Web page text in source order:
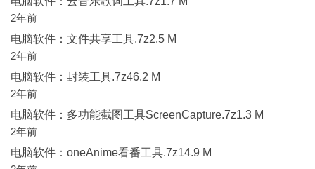
2年前
电脑软件：文件共享工具.7z2.5 M
2年前
电脑软件：封装工具.7z46.2 M
2年前
电脑软件：多功能截图工具ScreenCapture.7z1.3 M
2年前
电脑软件：oneAnime看番工具.7z14.9 M